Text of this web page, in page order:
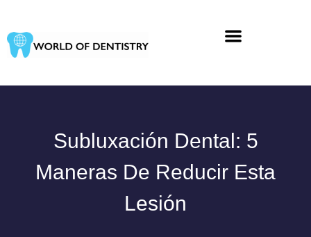
contenido
Subluxación Dental: 5
Maneras De Reducir Esta
Lesión